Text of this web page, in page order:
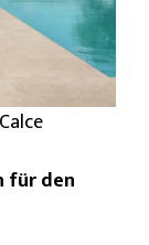
für den